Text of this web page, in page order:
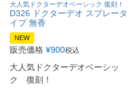
大人気ドクターデオベーシック 復刻！
D326 ドクターデオ スプレータ
イプ 無香
NEW
販売価格 ¥900税込
大人気ドクターデオベーシッ
ク 復刻！